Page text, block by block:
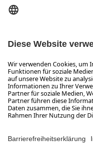
Erklärung
Infos zum